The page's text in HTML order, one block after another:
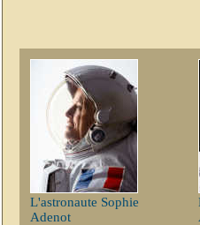
L'astronaute Sophie
Adenot